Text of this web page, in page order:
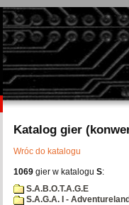
Katalog gier
Wróc do katalogu
1069 gier w katalogu S:
S.A.B.O.T.A.G.E
S.A.G.A. I -